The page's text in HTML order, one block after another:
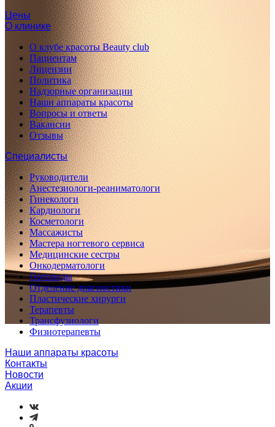
Цены
О клинике
О клубе красоты Beauty club
Пациентам
Лицензии
Политика
Надзорные организации
Наши аппараты красоты
Вопросы и ответы
Вакансии
Отзывы
Специалисты
Руководители
Анестезиологи-реаниматологи
Гинекологи
Кардиологи
Косметологи
Массажисты
Мастера ногтевого сервиса
Медицинские сестры
Онкодерматологи
Ортопеды
Отделение диагностики
Пластические хирурги
Терапевты
Трансфузиологи
Физиотерапевты
Наши аппараты красоты
Контакты
Новости
Акции